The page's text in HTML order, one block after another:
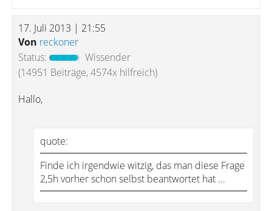
17. Juli 2013 | 21:55
Von reckoner
Status:
Wissender
(14951 Beiträge, 4574x hilfreich)
Hallo,
quote:
Finde ich irgendwie witzig, das man diese Frage
2,5h vorher schon selbst beantwortet hat ...